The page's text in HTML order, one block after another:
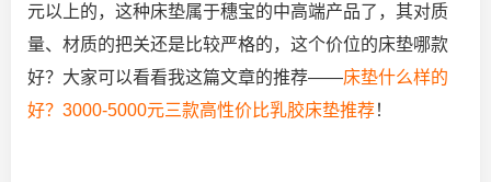
元以上的，这种床垫属于穗宝的中高端产品了，其对质
量、材质的把关还是比较严格的，这个价位的床垫哪款
好？大家可以看看我这篇文章的推荐——床垫什么样的
好？3000-5000元三款高性价比乳胶床垫推荐！